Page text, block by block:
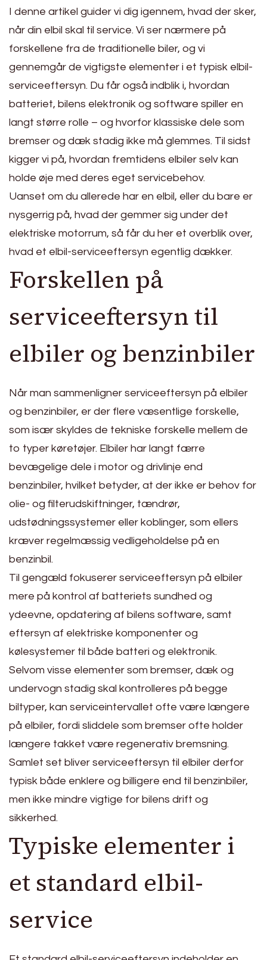
I denne artikel guider vi dig igennem, hvad der sker,
når din elbil skal til service. Vi ser nærmere på
forskellene fra de traditionelle biler, og vi
gennemgår de vigtigste elementer i et typisk elbil-
serviceeftersyn. Du får også indblik i, hvordan
batteriet, bilens elektronik og software spiller en
langt større rolle – og hvorfor klassiske dele som
bremser og dæk stadig ikke må glemmes. Til sidst
kigger vi på, hvordan fremtidens elbiler selv kan
holde øje med deres eget servicebehov.
Uanset om du allerede har en elbil, eller du bare er
nysgerrig på, hvad der gemmer sig under det
elektriske motorrum, så får du her et overblik over,
hvad et elbil-serviceeftersyn egentlig dækker.
Forskellen på
serviceeftersyn til
elbiler og benzinbiler
Når man sammenligner serviceeftersyn på elbiler
og benzinbiler, er der flere væsentlige forskelle,
som især skyldes de tekniske forskelle mellem de
to typer køretøjer. Elbiler har langt færre
bevægelige dele i motor og drivlinje end
benzinbiler, hvilket betyder, at der ikke er behov for
olie- og filterudskiftninger, tændrør,
udstødningssystemer eller koblinger, som ellers
kræver regelmæssig vedligeholdelse på en
benzinbil.
Til gengæld fokuserer serviceeftersyn på elbiler
mere på kontrol af batteriets sundhed og
ydeevne, opdatering af bilens software, samt
eftersyn af elektriske komponenter og
kølesystemer til både batteri og elektronik.
Selvom visse elementer som bremser, dæk og
undervogn stadig skal kontrolleres på begge
biltyper, kan serviceintervallet ofte være længere
på elbiler, fordi sliddele som bremser ofte holder
længere takket være regenerativ bremsning.
Samlet set bliver serviceeftersyn til elbiler derfor
typisk både enklere og billigere end til benzinbiler,
men ikke mindre vigtige for bilens drift og
sikkerhed.
Typiske elementer i
et standard elbil-
service